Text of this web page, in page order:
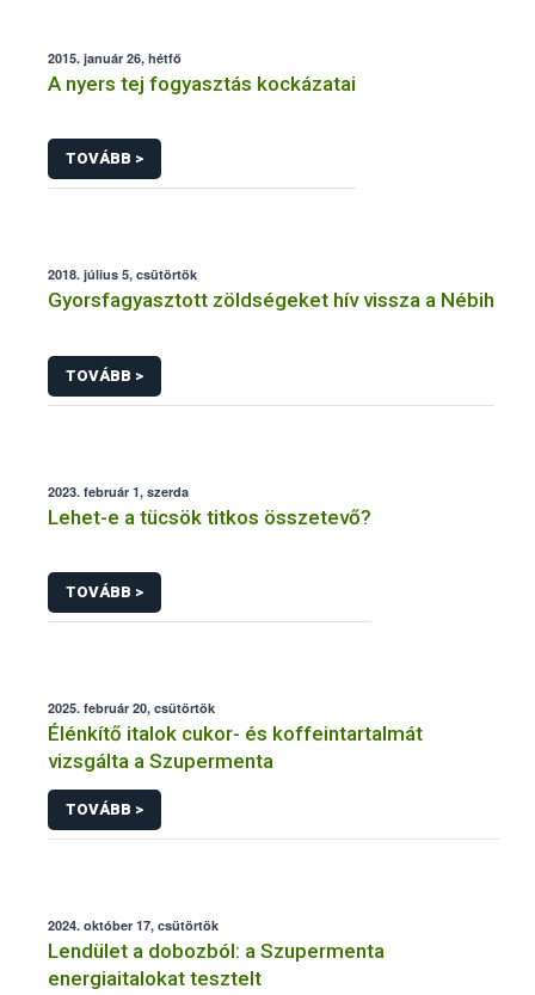
2015. január 26, hétfő
A nyers tej fogyasztás kockázatai
TOVÁBB >
2018. július 5, csütörtök
Gyorsfagyasztott zöldségeket hív vissza a Nébih
TOVÁBB >
2023. február 1, szerda
Lehet-e a tücsök titkos összetevő?
TOVÁBB >
2025. február 20, csütörtök
Élénkítő italok cukor- és koffeintartalmát
vizsgálta a Szupermenta
TOVÁBB >
2024. október 17, csütörtök
Lendület a dobozból: a Szupermenta
energiaitalokat tesztelt